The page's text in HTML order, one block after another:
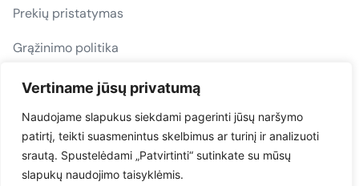
Vertiname jūsų privatumą
Naudojame slapukus siekdami pagerinti jūsų naršymo
patirtį, teikti suasmenintus skelbimus ar turinį ir analizuoti
srautą. Spustelėdami „Patvirtinti“ sutinkate su mūsų
slapukų naudojimo taisyklėmis.
Prekių pristatymas
Grąžinimo politika
D. U. K.
Sekite mus
evacarmats
© Copyright 2026 | Eva Car Mats